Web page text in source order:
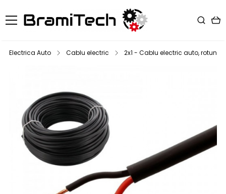
Electrica Auto Cablu electric 2x1 - Cablu electric auto, rotund,